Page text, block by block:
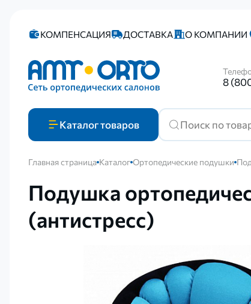
КОМПЕНСАЦИЯ ДОСТАВКА О КОМПАНИИ
8
Каталогтоваров
Главная страница Каталог Ортопедические подушки
Подушка
(антистресс)